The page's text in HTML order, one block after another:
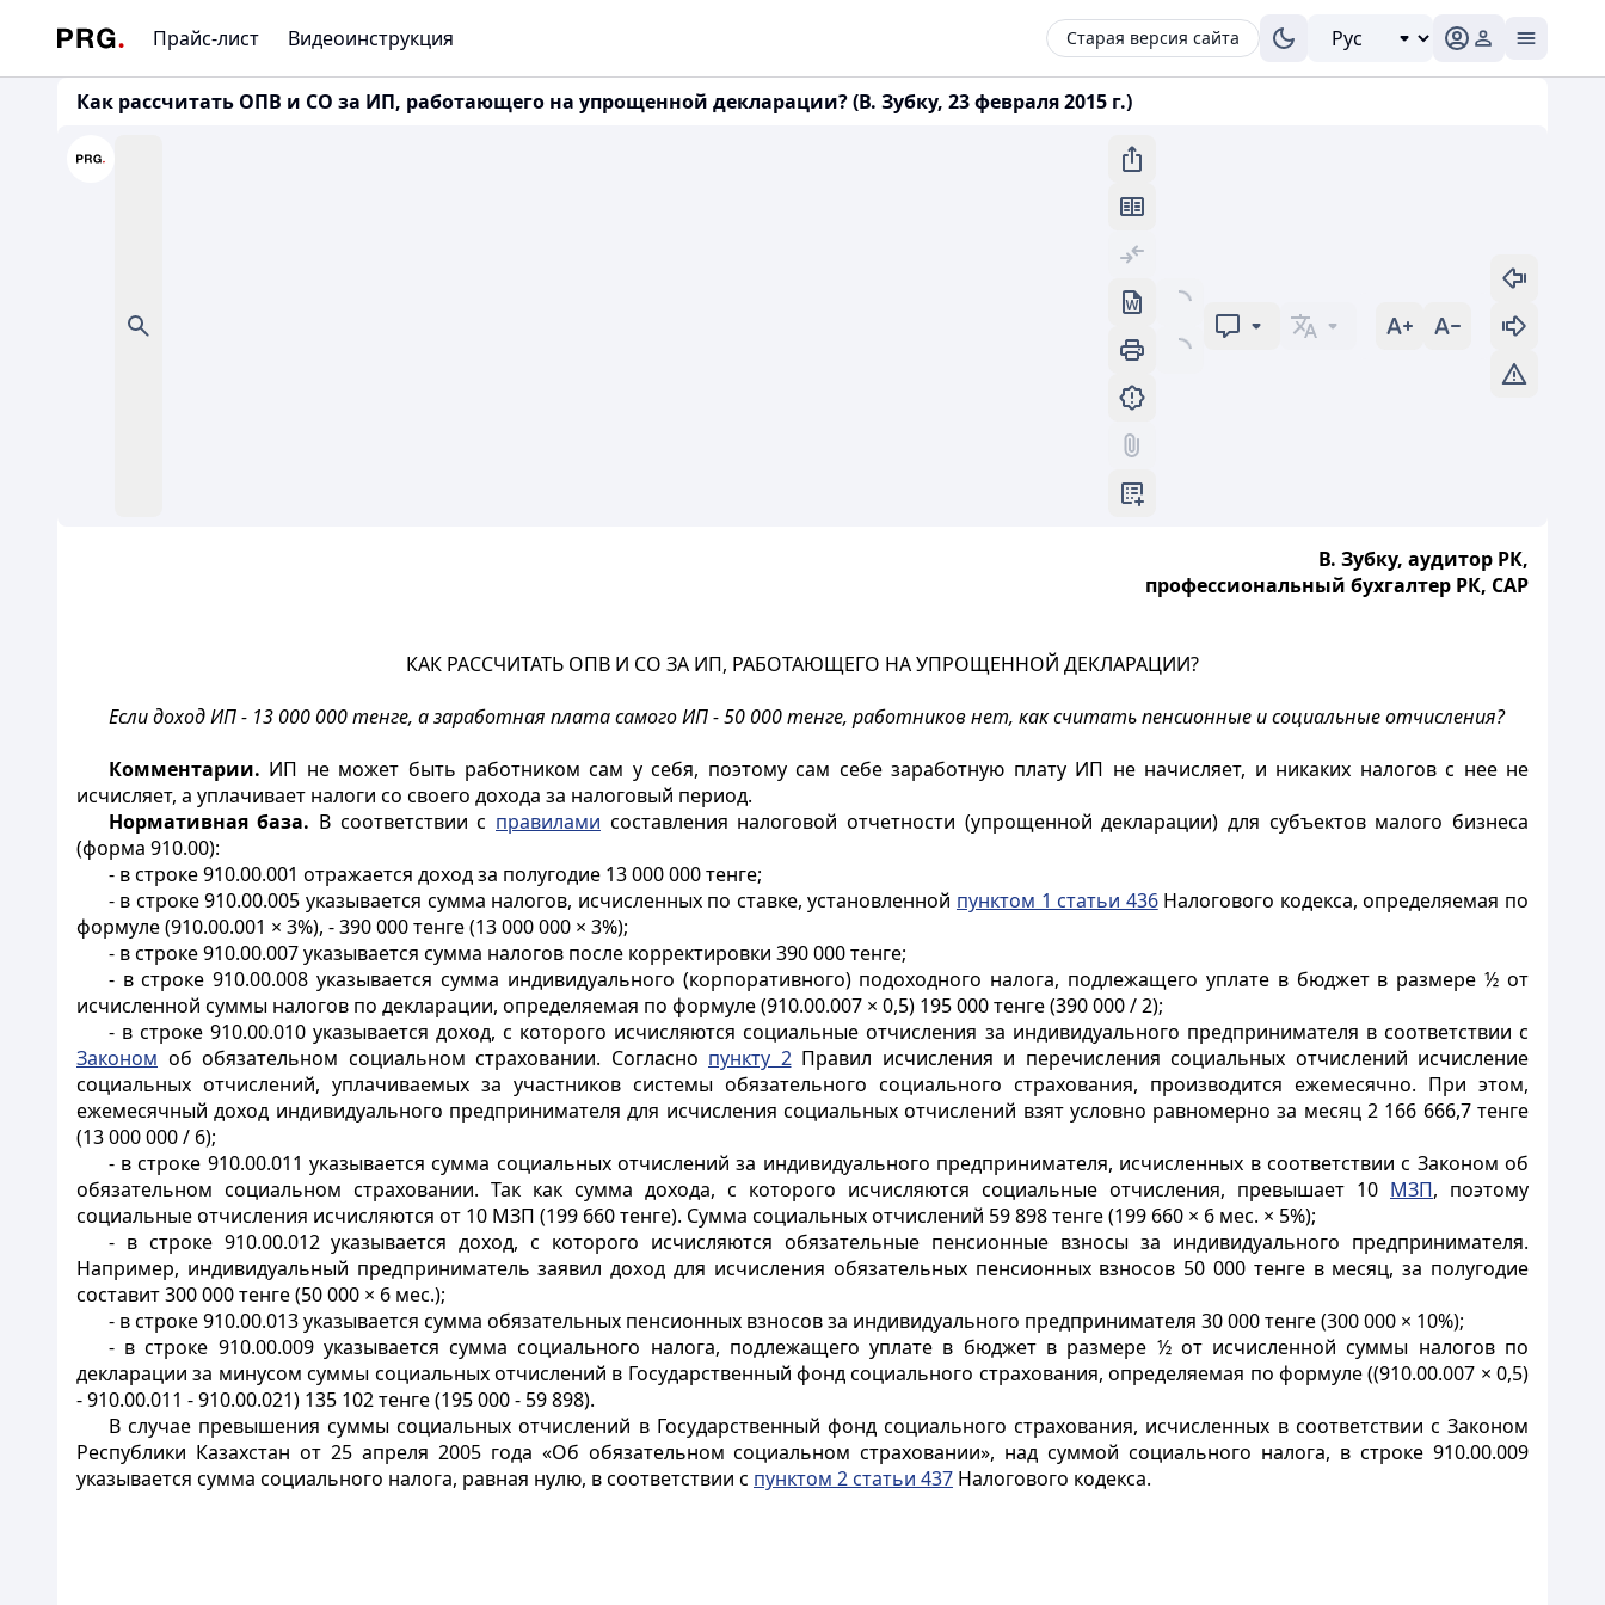
Прайс-лист Видеоинструкция Старая версия сайта
Как рассчитать ОПВ и СО за ИП, работающего на упрощенной декларации? (В. Зубку, 23 февраля 2015 г.)
В. Зубку, аудитор РК,
профессиональный бухгалтер РК, САР
КАК РАССЧИТАТЬ ОПВ И СО ЗА ИП, РАБОТАЮЩЕГО НА УПРОЩЕННОЙ ДЕКЛАРАЦИИ?
Если доход ИП - 13 000 000 тенге, а заработная плата самого ИП - 50 000 тенге, работников нет, как считать пенсионные и социальные отчисления?
Комментарии. ИП не может быть работником сам у себя, поэтому сам себе заработную плату ИП не начисляет, и никаких налогов с нее не
исчисляет, а уплачивает налоги со своего дохода за налоговый период.
Нормативная база. В соответствии с правилами составления налоговой отчетности (упрощенной декларации) для субъектов малого бизнеса
(форма 910.00):
- в строке 910.00.001 отражается доход за полугодие 13 000 000 тенге;
- в строке 910.00.005 указывается сумма налогов, исчисленных по ставке, установленной пунктом 1 статьи 436Налогового кодекса, определяемая по
формуле (910.00.001 × 3%), - 390 000 тенге (13 000 000 × 3%);
- в строке 910.00.007 указывается сумма налогов после корректировки 390 000 тенге;
- в строке 910.00.008 указывается сумма индивидуального (корпоративного) подоходного налога, подлежащего уплате в бюджет в размере ½ от
исчисленной суммы налогов по декларации, определяемая по формуле (910.00.007 × 0,5) 195 000 тенге (390 000 / 2);
- в строке 910.00.010 указывается доход, с которого исчисляются социальные отчисления за индивидуального предпринимателя в соответствии с
Законом об обязательном социальном страховании. Согласно пункту 2Правил исчисления и перечисления социальных отчислений исчисление
социальных отчислений, уплачиваемых за участников системы обязательного социального страхования, производится ежемесячно. При этом,
ежемесячный доход индивидуального предпринимателя для исчисления социальных отчислений взят условно равномерно за месяц 2 166 666,7 тенге
(13 000 000 / 6);
- в строке 910.00.011 указывается сумма социальных отчислений за индивидуального предпринимателя, исчисленных в соответствии с Законом об
обязательном социальном страховании. Так как сумма дохода, с которого исчисляются социальные отчисления, превышает 10 МЗП, поэтому
социальные отчисления исчисляются от 10 МЗП (199 660 тенге). Сумма социальных отчислений 59 898 тенге (199 660 × 6 мес. × 5%);
- в строке 910.00.012 указывается доход, с которого исчисляются обязательные пенсионные взносы за индивидуального предпринимателя.
Например, индивидуальный предприниматель заявил доход для исчисления обязательных пенсионных взносов 50 000 тенге в месяц, за полугодие
составит 300 000 тенге (50 000 × 6 мес.);
- в строке 910.00.013 указывается сумма обязательных пенсионных взносов за индивидуального предпринимателя 30 000 тенге (300 000 × 10%);
- в строке 910.00.009 указывается сумма социального налога, подлежащего уплате в бюджет в размере ½ от исчисленной суммы налогов по
декларации за минусом суммы социальных отчислений в Государственный фонд социального страхования, определяемая по формуле ((910.00.007 × 0,5)
- 910.00.011 - 910.00.021) 135 102 тенге (195 000 - 59 898).
В случае превышения суммы социальных отчислений в Государственный фонд социального страхования, исчисленных в соответствии с Законом
Республики Казахстан от 25 апреля 2005 года «Об обязательном социальном страховании», над суммой социального налога, в строке 910.00.009
указывается сумма социального налога, равная нулю, в соответствии с пунктом 2 статьи 437 Налогового кодекса.